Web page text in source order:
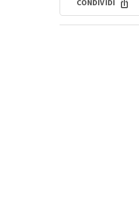
CONDIVIDI